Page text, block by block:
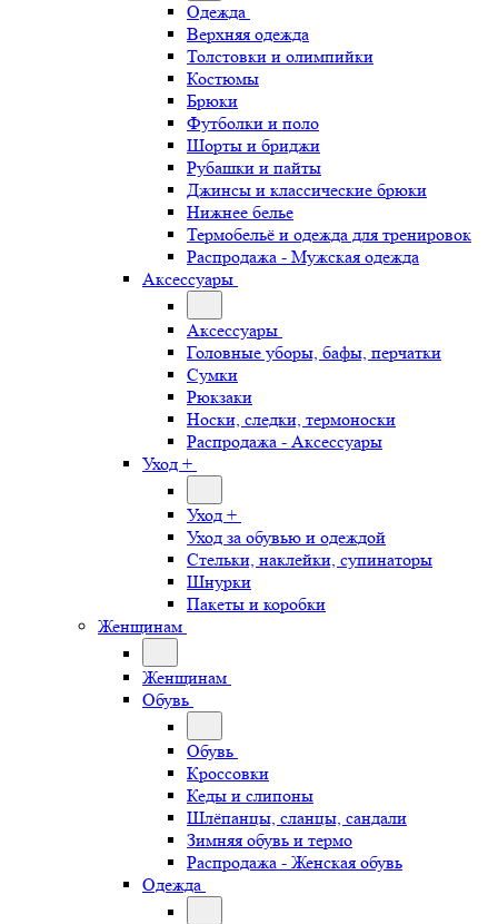
Одежда
Верхняя одежда
Толстовки и олимпийки
Костюмы
Брюки
Футболки и поло
Шорты и бриджи
Рубашки и пайты
Джинсы и классические брюки
Нижнее белье
Термобельё и одежда для тренировок
Распродажа - Мужская одежда
Аксессуары
Аксессуары
Головные уборы, бафы, перчатки
Сумки
Рюкзаки
Носки, следки, термоноски
Распродажа - Аксессуары
Уход +
Уход +
Уход за обувью и одеждой
Стельки, наклейки, супинаторы
Шнурки
Пакеты и коробки
Женщинам
Женщинам
Обувь
Обувь
Кроссовки
Кеды и слипоны
Шлёпанцы, сланцы, сандали
Зимняя обувь и термо
Распродажа - Женская обувь
Одежда